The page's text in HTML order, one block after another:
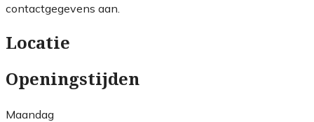
contactgegevens aan.
Locatie
Openingstijden
Maandag